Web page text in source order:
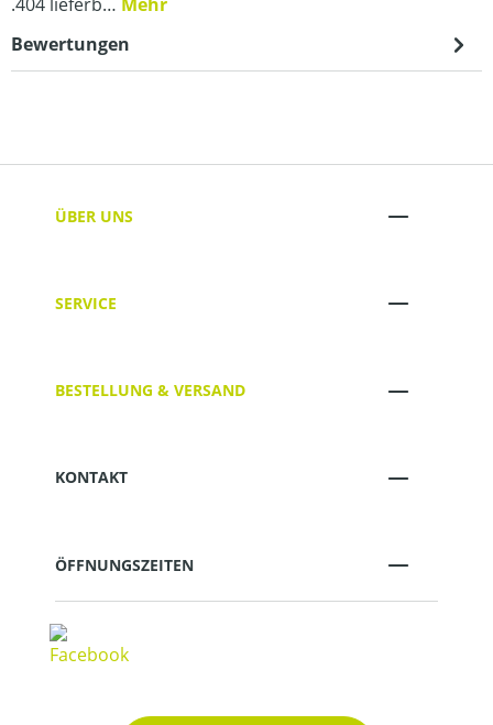
Bewertungen
ÜBER UNS
SERVICE
BESTELLUNG & VERSAND
KONTAKT
ÖFFNUNGSZEITEN